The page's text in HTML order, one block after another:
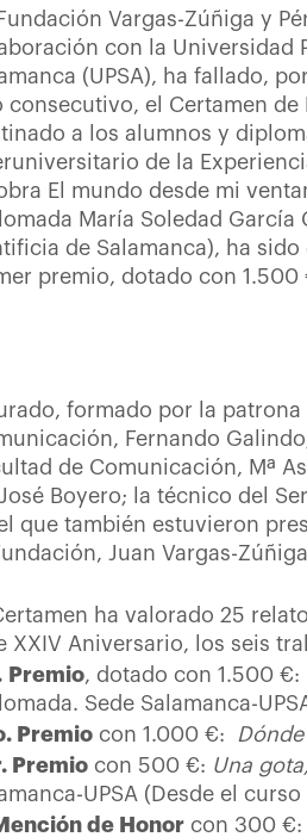
Vargas-Zúñiga y
con la Universidad
(UPSA), ha fallado,
consecutivo, el Certamen de
a los alumnos y
de la
El mundo desde mi
María Soledad García
de Salamanca), ha
premio, dotado con 1.500
formado por la
Fernando
de Comunicación, Mª
José Boyero; la técnico del
que también estuvieron
Juan Vargas-
ha valorado 25
XXIV Aniversario, los seis
Premio, dotado con 1.500 €:
Sede Salamanca-
Premio con 1.000 €:
Premio con 500 €: Una
UPSA (Desde el curso
de Honor con 300 €: